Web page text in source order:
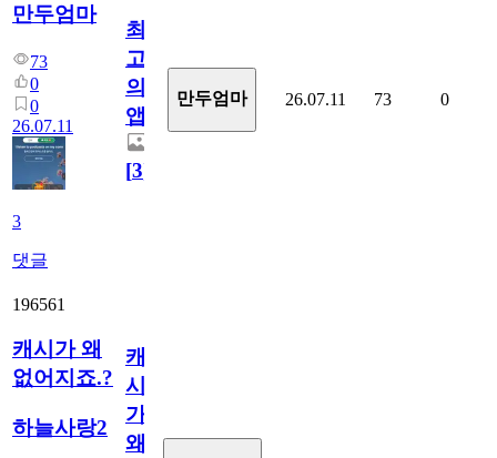
만두엄마
73
0
0
26.07.11
3
댓글
최
고
의
앱.
[3]
만두엄마 26.07.11 73 0
196561
캐시가 왜
없어지죠.?
하늘사랑2
캐
시
가
왜